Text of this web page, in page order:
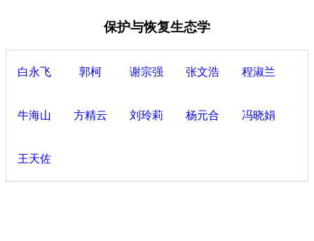
保护与恢复生态学
白永飞 郭柯 谢宗强 张文浩 程淑兰
牛海山 方精云 刘玲莉 杨元合 冯晓娟
王天佐